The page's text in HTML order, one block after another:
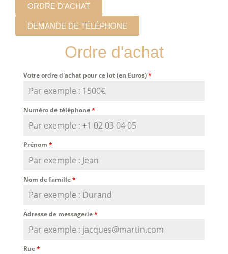
ORDRE D'ACHAT
DEMANDE DE TÉLÉPHONE
Ordre d'achat
Votre ordre d'achat pour ce lot (en Euros)*
Numéro de téléphone*
Prénom *
Nom de famille*
Adresse de messagerie*
Rue*